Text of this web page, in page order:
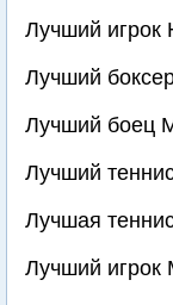
Лучший игрок
Лучший
Лучший боец
Лучший
Лучшая
Лучший